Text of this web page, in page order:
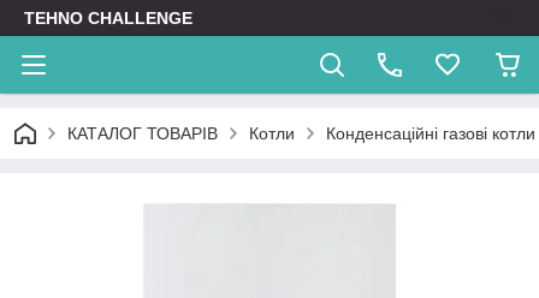
TEHNO CHALLENGE
КАТАЛОГ ТОВАРІВ Котли Конденсаційні газові котли